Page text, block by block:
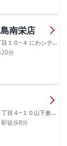
南栄店
鹿児島県鹿児島市南栄５丁目１０−４ にわシテイビル2F
20分
鹿児島県鹿児島市東谷山４丁目４−１０山下倉庫1F
徒歩8分